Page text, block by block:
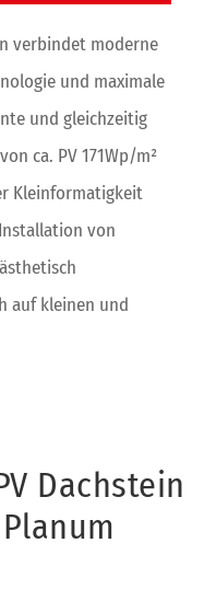
verbindet moderne
und maximale
und gleichzeitig
ca. PV 171Wp/m²
Kleinformatigkeit
von
auf kleinen und
Dachstein